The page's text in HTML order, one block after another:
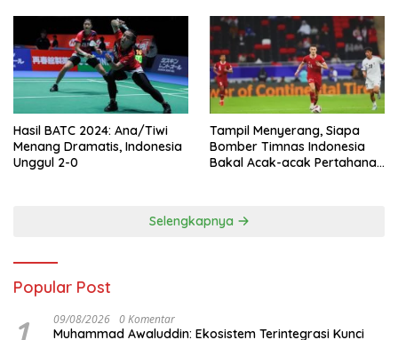
Hasil BATC 2024: Ana/Tiwi
Menang Dramatis, Indonesia
Unggul 2-0
Tampil Menyerang, Siapa
Bomber Timnas Indonesia
Bakal Acak-acak Pertahanan
Selengkapnya
Popular Post
09/08/2026 0 Komentar
Muhammad Awaluddin: Ekosistem Terintegrasi Kunci